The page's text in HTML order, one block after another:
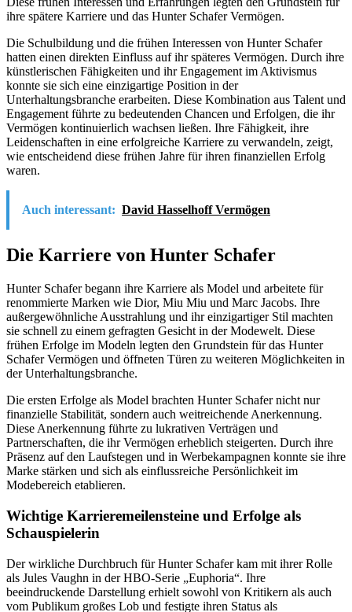
ihre spätere Karriere und das Hunter Schafer Vermögen.
Die Schulbildung und die frühen Interessen von Hunter Schafer
hatten einen direkten Einfluss auf ihr späteres Vermögen. Durch ihre
künstlerischen Fähigkeiten und ihr Engagement im Aktivismus
konnte sie sich eine einzigartige Position in der
Unterhaltungsbranche erarbeiten. Diese Kombination aus Talent und
Engagement führte zu bedeutenden Chancen und Erfolgen, die ihr
Vermögen kontinuierlich wachsen ließen. Ihre Fähigkeit, ihre
Leidenschaften in eine erfolgreiche Karriere zu verwandeln, zeigt,
wie entscheidend diese frühen Jahre für ihren finanziellen Erfolg
waren.
Auch interessant: David Hasselhoff Vermögen
Die Karriere von Hunter Schafer
Hunter Schafer begann ihre Karriere als Model und arbeitete für
renommierte Marken wie Dior, Miu Miu und Marc Jacobs. Ihre
außergewöhnliche Ausstrahlung und ihr einzigartiger Stil machten
sie schnell zu einem gefragten Gesicht in der Modewelt. Diese
frühen Erfolge im Modeln legten den Grundstein für das Hunter
Schafer Vermögen und öffneten Türen zu weiteren Möglichkeiten in
der Unterhaltungsbranche.
Die ersten Erfolge als Model brachten Hunter Schafer nicht nur
finanzielle Stabilität, sondern auch weitreichende Anerkennung.
Diese Anerkennung führte zu lukrativen Verträgen und
Partnerschaften, die ihr Vermögen erheblich steigerten. Durch ihre
Präsenz auf den Laufstegen und in Werbekampagnen konnte sie ihre
Marke stärken und sich als einflussreiche Persönlichkeit im
Modebereich etablieren.
Wichtige Karrieremeilensteine und Erfolge als
Schauspielerin
Der wirkliche Durchbruch für Hunter Schafer kam mit ihrer Rolle
als Jules Vaughn in der HBO-Serie „Euphoria“. Ihre
beeindruckende Darstellung erhielt sowohl von Kritikern als auch
vom Publikum großes Lob und festigte ihren Status als